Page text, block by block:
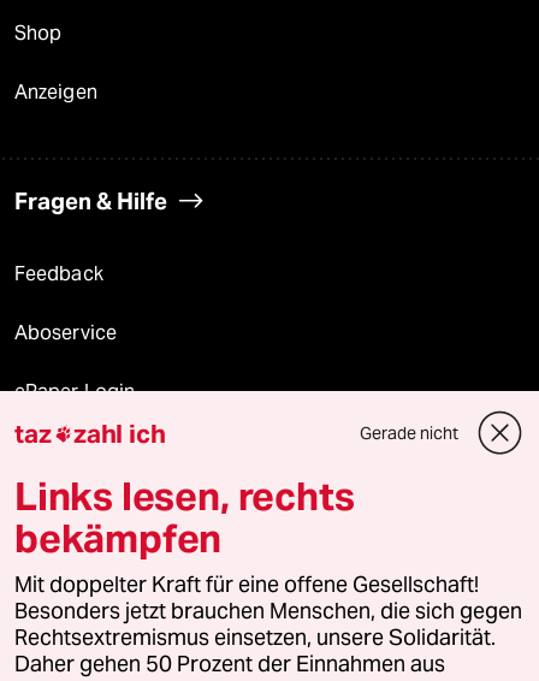
Shop
Anzeigen
Fragen & Hilfe
Feedback
Aboservice
ePaper Login
Downloads für Abonnierende
© 2026 taz Verlags und Vertriebs GmbH
Alle Rechte vorbehalten. Bei rechtlichen Fragen oder für Genehmigungen
wenden Sie sich bitte an
lizenzen@taz.de
Feedback Redaktionsstatut Kommune-Richtlinien
taz zahl ich Gerade nicht
Links lesen, rechts
bekämpfen
Mit doppelter Kraft für eine offene Gesellschaft!
Besonders jetzt brauchen Menschen, die sich gegen
Rechtsextremismus einsetzen, unsere Solidarität.
Daher gehen 50 Prozent der Einnahmen aus